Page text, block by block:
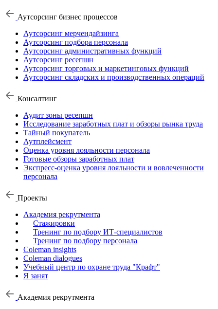
Аутсорсинг бизнес процессов
Аутсорсинг мерчендайзинга
Аутсорсинг подбора персонала
Аутсорсинг административных функций
Аутсорсинг ресепшн
Аутсорсинг торговых и маркетинговых функций
Аутсорсинг складских и производственных операций
Консалтинг
Аудит зоны ресепшн
Исследование заработных плат и обзоры рынка труда
Тайный покупатель
Аутплейсмент
Оценка уровня лояльности персонала
Готовые обзоры заработных плат
Экспресс-оценка уровня лояльности и вовлеченности
персонала
Проекты
Академия рекрутмента
Стажировки
Тренинг по подбору ИТ-специалистов
Тренинг по подбору персонала
Coleman insights
Coleman dialogues
Учебный центр по охране труда "Крафт"
Я занят
Академия рекрутмента